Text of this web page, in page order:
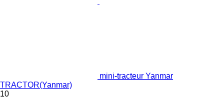
mini-tracteur Yanmar
TRACTOR(Yanmar)
10